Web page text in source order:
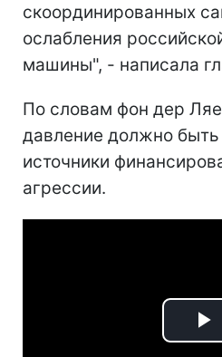
скоординированных
ослабления
машины", - написала
По словам фон дер
давление должно
источники
агрессии.